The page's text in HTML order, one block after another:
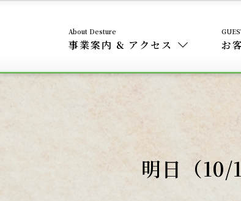
事業案内 & アクセス お
明日（